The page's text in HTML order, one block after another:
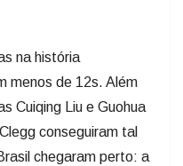
na história
menos de 12s. Além
Cuiqing Liu e Guohua
conseguiram tal
chegaram perto: a